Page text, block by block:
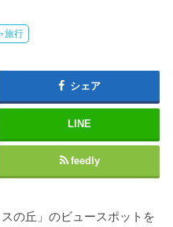
旅行
シェア
LINE
feedly
の丘」のビュースポットを